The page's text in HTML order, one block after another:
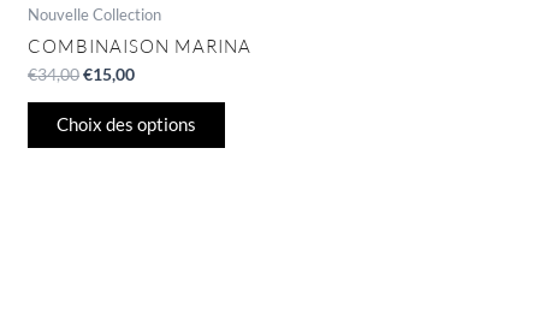
Nouvelle Collection
COMBINAISON MARINA
€34,00€15,00
Choix des options
du